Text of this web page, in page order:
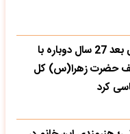
شادمهر عقیلی بعد 27 سال دوباره با
حضرت زهرا(س) کل
کرد